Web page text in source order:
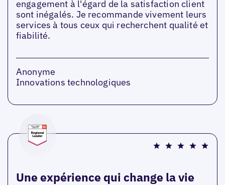
engagement à l'égard de la satisfaction client
sont inégalés. Je recommande vivement leurs
services à tous ceux qui recherchent qualité et
fiabilité.
Anonyme
Innovations technologiques
Une expérience qui change la vie